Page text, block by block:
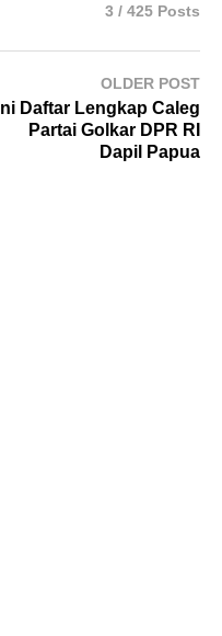
3 / 425 Posts
OLDER POST
Ini Daftar Lengkap Caleg
Partai Golkar DPR RI
Dapil Papua